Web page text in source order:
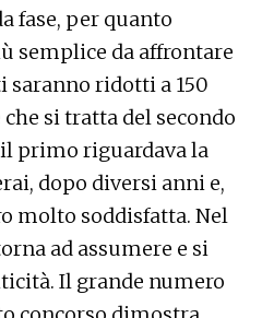
fase, per quanto
semplice da affrontare
saranno ridotti a 150
si tratta del secondo
primo riguardava la
dopo diversi anni e,
molto soddisfatta. Nel
ad assumere e si
Il grande numero